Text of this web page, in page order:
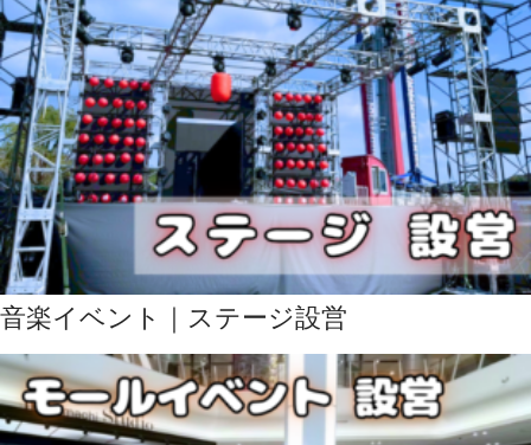
音楽イベント｜ステージ設営